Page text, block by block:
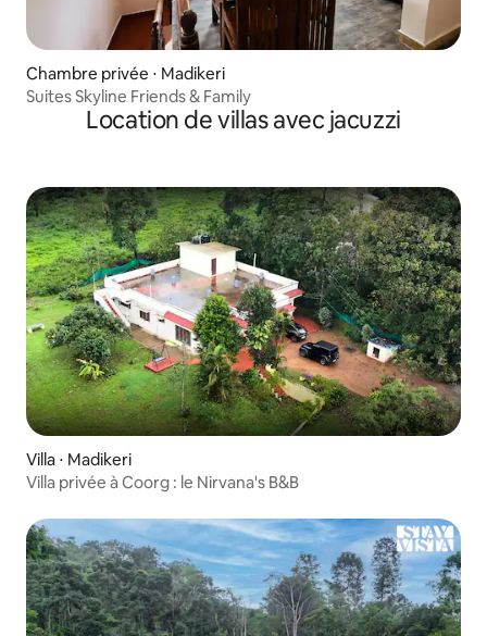
Chambre privée ⋅ Madikeri
Suites Skyline Friends & Family
Location de villas avec jacuzzi
Villa ⋅ Madikeri
Villa privée à Coorg : le Nirvana's B&B